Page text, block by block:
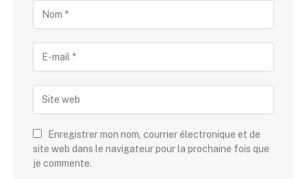
Enregistrer mon nom, courrier électronique et de
site web dans le navigateur pour la prochaine fois que
je commente.